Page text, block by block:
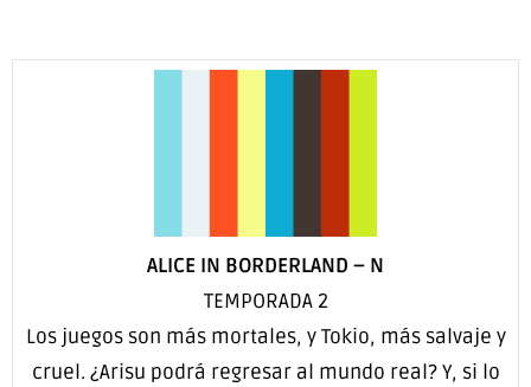
ALICE IN BORDERLAND – N
TEMPORADA 2
Los juegos son más mortales, y Tokio, más salvaje y
cruel. ¿Arisu podrá regresar al mundo real? Y, si lo